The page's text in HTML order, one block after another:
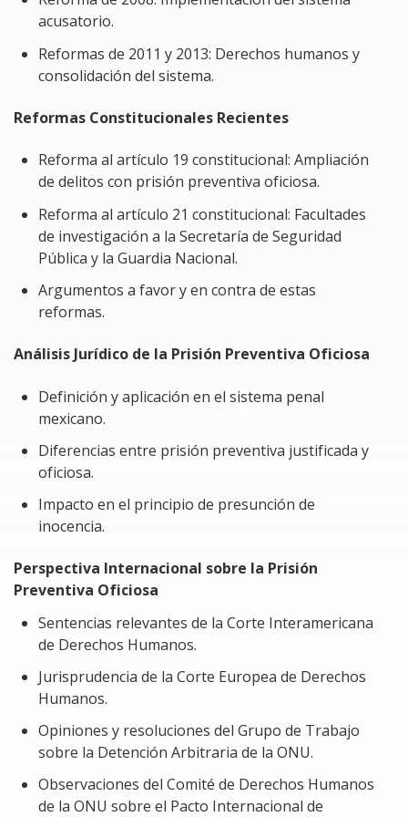
Análisis Crítico: Evaluar los argumentos a favor y
en contra de la prisión preventiva oficiosa con
base en jurisprudencia nacional e internacional.
Criterios Internacionales: Examinar resoluciones
de la Corte Interamericana de Derechos Humanos,
la Corte Europea de Derechos Humanos y la ONU
sobre la prisión preventiva.
Casos Reales: Estudio de precedentes judiciales y
su aplicación en el contexto mexicano.
Impacto en la Práctica Profesional: Aplicación de
estos conocimientos para la defensa legal, litigio
estratégico y asesoría en materia penal y
Problemática del Curso
En el contexto jurídico y fiscal contemporáneo, los
entorno crecientemente complejo, en el que las
fronteras entre la responsabilidad individual y la
colectiva, así como entre lo administrativo, lo fiscal y lo
penal, se vuelven cada vez más difusas. El Estado
incrementado la presión normativa sobre los
participantes en las estructuras corporativas, buscando
recaudación fiscal y en la persecución de delitos
económicos.
Sin embargo, esta evolución normativa no ha sido del
incertidumbre jurídica que compromete tanto la
seguridad jurídica de los socios y accionistas como el
adecuado funcionamiento del sistema empresarial. La
problemática se agudiza por la tendencia de las
acusatorio.
Reformas de 2011 y 2013: Derechos humanos y
consolidación del sistema.
Reformas Constitucionales Recientes
Reforma al artículo 19 constitucional: Ampliación
de delitos con prisión preventiva oficiosa.
Reforma al artículo 21 constitucional: Facultades
de investigación a la Secretaría de Seguridad
Pública y la Guardia Nacional.
Argumentos a favor y en contra de estas
reformas.
Análisis Jurídico de la Prisión Preventiva Oficiosa
Definición y aplicación en el sistema penal
mexicano.
Diferencias entre prisión preventiva justificada y
oficiosa.
Impacto en el principio de presunción de
inocencia.
Perspectiva Internacional sobre la Prisión
Preventiva Oficiosa
Sentencias relevantes de la Corte Interamericana
de Derechos Humanos.
Jurisprudencia de la Corte Europea de Derechos
Humanos.
Opiniones y resoluciones del Grupo de Trabajo
sobre la Detención Arbitraria de la ONU.
Observaciones del Comité de Derechos Humanos
de la ONU sobre el Pacto Internacional de